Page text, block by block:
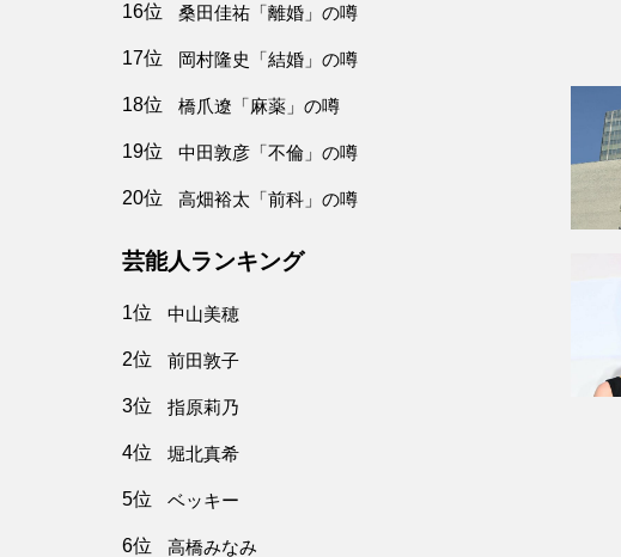
16位 桑田佳祐「離婚」の噂
17位 岡村隆史「結婚」の噂
18位 橋爪遼「麻薬」の噂
19位 中田敦彦「不倫」の噂
20位 高畑裕太「前科」の噂
芸能人ランキング
1位 中山美穂
2位 前田敦子
3位 指原莉乃
4位 堀北真希
5位 ベッキー
6位 高橋みなみ